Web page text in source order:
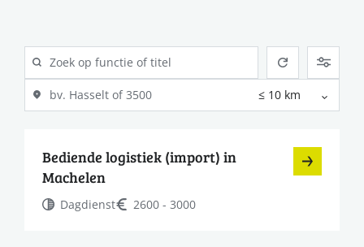
Bediende logistiek (import) in
Machelen
Dagdienst 2600 - 3000